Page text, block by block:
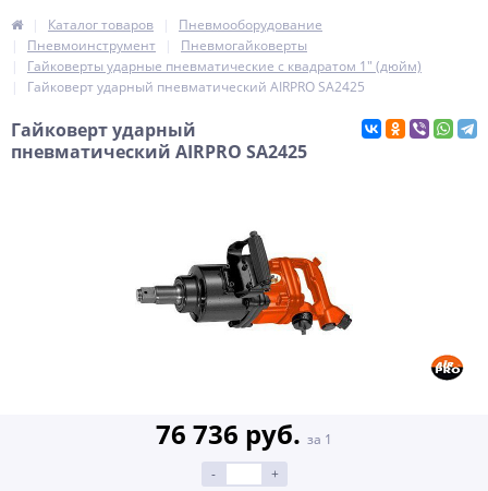
Каталог товаров
Пневмооборудование
Пневмоинструмент
Пневмогайковерты
Гайковерты ударные пневматические с квадратом 1" (дюйм)
Гайковерт ударный пневматический AIRPRO SA2425
Гайковерт ударный
пневматический AIRPRO SA2425
76 736 руб. за 1
-
+